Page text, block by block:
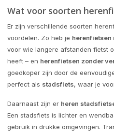
Wat voor soorten
Er zijn verschillende soorten
voordelen. Zo heb je herenfietsen
voor wie langere afstanden fietst
heeft – en herenfietsen zonder
goedkoper zijn door de
perfect als stadsfiets, waar je
Daarnaast zijn er heren
Een stadsfiets is lichter en
gebruik in drukke omgevingen.